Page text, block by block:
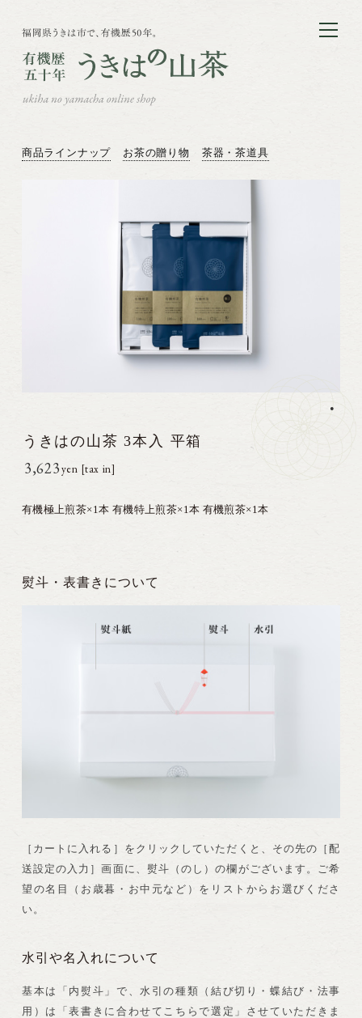
商品ラインナップ お茶の贈り物 茶器・茶道具
•
うきはの山茶 3本入 平箱
3,623円(税込)
有機極上煎茶×1本 有機特上煎茶×1本 有機煎茶×1本
熨斗・表書きについて
［カートに入れる］をクリックしていただくと、その先の［配
送設定の入力］画面に、熨斗（のし）の欄がございます。ご希
望の名目（お歳暮・お中元など）をリストからお選びくださ
い。
水引や名入れについて
基本は「内熨斗」で、水引の種類（結び切り・蝶結び・法事
用）は「表書きに合わせてこちらで選定」させていただきま